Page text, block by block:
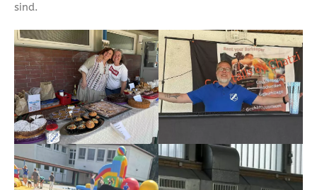
sind.